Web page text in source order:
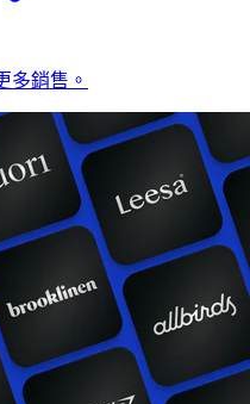
多銷售。